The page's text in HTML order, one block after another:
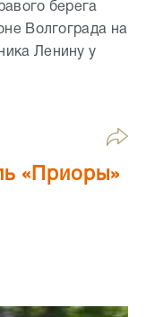
берега
Волгограда на
Ленину у
«Приоры»